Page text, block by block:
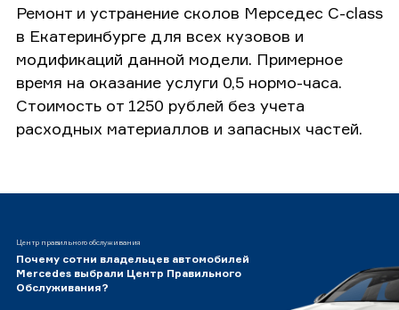
Ремонт и устранение сколов Мерседес C-class
в Екатеринбурге для всех кузовов и
модификаций данной модели. Примерное
время на оказание услуги 0,5 нормо-часа.
Стоимость от 1250 рублей без учета
расходных материаллов и запасных частей.
Центр правильного обслуживания
Почему сотни владельцев автомобилей
Mercedes выбрали Центр Правильного
Обслуживания?